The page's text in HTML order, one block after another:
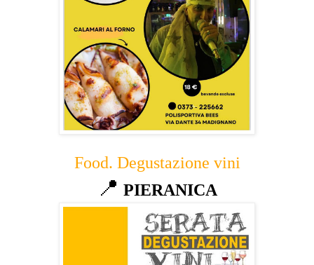
Food. Degustazione vini
📍 PIERANICA